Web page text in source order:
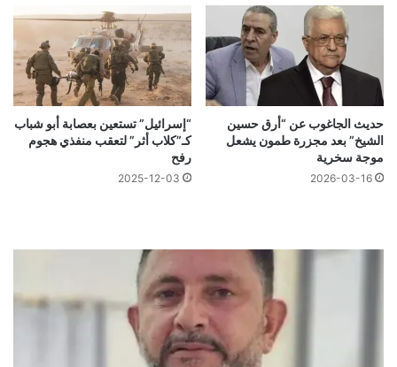
حديث الجاغوب عن “أرق حسين
الشيخ” بعد مجزرة طمون يشعل
موجة سخرية
2026-03-16
“إسرائيل” تستعين بعصابة أبو شباب
كـ”كلاب أثر” لتعقب منفذي هجوم
رفح
2025-12-03